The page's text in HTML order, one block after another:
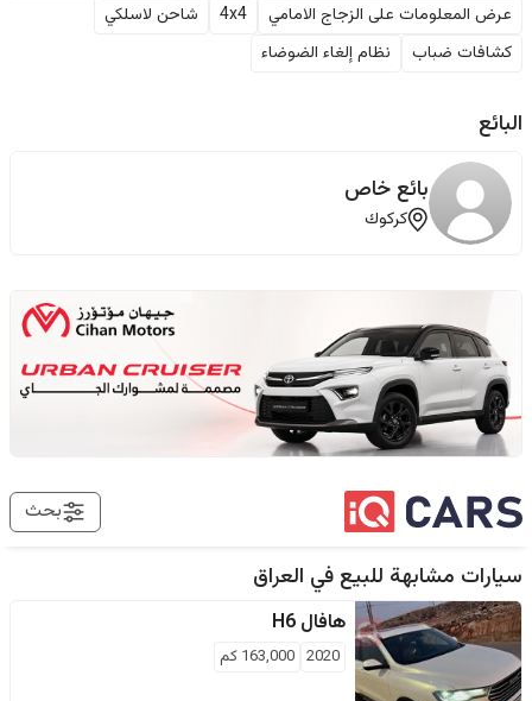
عرض المعلومات على الزجاج الامامي
4x4
شاحن لاسلكي
كشافات ضباب
نظام إلغاء الضوضاء
البائع
بائع خاص
كركوك
بحث
سيارات مشابهة للبيع في العراق
هافال H6
2020
163,000 كم